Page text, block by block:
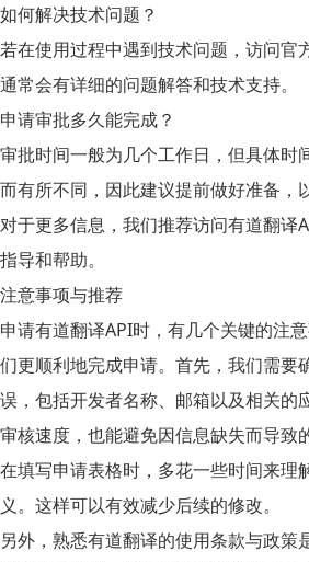
如何解决技术问题？
若在使用过程中遇到技术问题，访问官
通常会有详细的问题解答和技术支持。
申请审批多久能完成？
审批时间一般为几个工作日，但具体时
而有所不同，因此建议提前做好准备，
对于更多信息，我们推荐访问有道翻译
指导和帮助。
注意事项与推荐
申请有道翻译API时，有几个关键的注
们更顺利地完成申请。首先，我们需要
误，包括开发者名称、邮箱以及相关的
审核速度，也能避免因信息缺失而导致
在填写申请表格时，多花一些时间来理
义。这样可以有效减少后续的修改。
另外，熟悉有道翻译的使用条款与政策